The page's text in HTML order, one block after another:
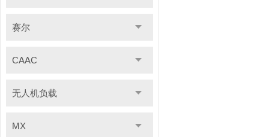
赛尔
CAAC
无人机负载
MX